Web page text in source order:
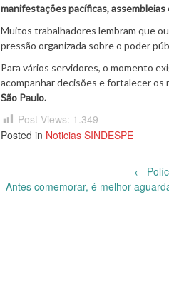
manifestações pacíficas,
Muitos trabalhadores lembram que
pressão organizada sobre o poder
Para vários servidores, o momento
acompanhar decisões e fortalecer os
São Paulo.
Post Views: 1.349
Posted in Noticias SINDESPE
Post ←
Antes comemorar, é melhor